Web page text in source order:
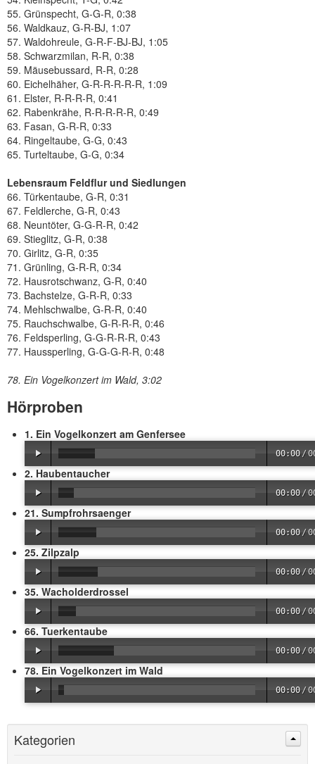
55. Grünspecht, G-G-R, 0:38
56. Waldkauz, G-R-BJ, 1:07
57. Waldohreule, G-R-F-BJ-BJ, 1:05
58. Schwarzmilan, R-R, 0:38
59. Mäusebussard, R-R, 0:28
60. Eichelhäher, G-R-R-R-R-R, 1:09
61. Elster, R-R-R-R, 0:41
62. Rabenkrähe, R-R-R-R-R, 0:49
63. Fasan, G-R-R, 0:33
64. Ringeltaube, G-G, 0:43
65. Turteltaube, G-G, 0:34
Lebensraum Feldflur und Siedlungen
66. Türkentaube, G-R, 0:31
67. Feldlerche, G-R, 0:43
68. Neuntöter, G-G-R-R, 0:42
69. Stieglitz, G-R, 0:38
70. Girlitz, G-R, 0:35
71. Grünling, G-R-R, 0:34
72. Hausrotschwanz, G-R, 0:40
73. Bachstelze, G-R-R, 0:33
74. Mehlschwalbe, G-R-R, 0:40
75. Rauchschwalbe, G-R-R-R, 0:46
76. Feldsperling, G-G-R-R-R, 0:43
77. Haussperling, G-G-G-R-R, 0:48
78. Ein Vogelkonzert im Wald, 3:02
Hörproben
1. Ein Vogelkonzert am Genfersee
00:00 /
2. Haubentaucher
00:00 /
21. Sumpfrohrsaenger
00:00 /
25. Zilpzalp
00:00 /
35. Wacholderdrossel
00:00 /
66. Tuerkentaube
00:00 /
78. Ein Vogelkonzert im Wald
00:00 /
Kategorien